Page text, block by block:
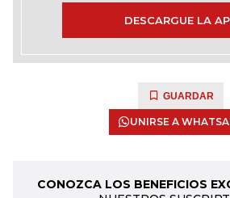
DESCARGUE LA
GUARDAR
UNIRSE A
CONOZCA LOS BENEFICIOS